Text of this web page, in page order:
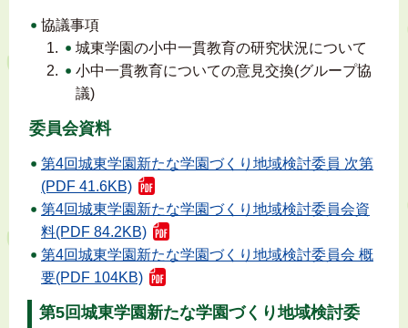
協議事項
城東学園の小中一貫教育の研究状況について
小中一貫教育についての意見交換(グループ協
議)
委員会資料
第4回城東学園新たな学園づくり地域検討委員 次第
(PDF 41.6KB)
第4回城東学園新たな学園づくり地域検討委員会資
料(PDF 84.2KB)
第4回城東学園新たな学園づくり地域検討委員会 概
要(PDF 104KB)
第5回城東学園新たな学園づくり地域検討委